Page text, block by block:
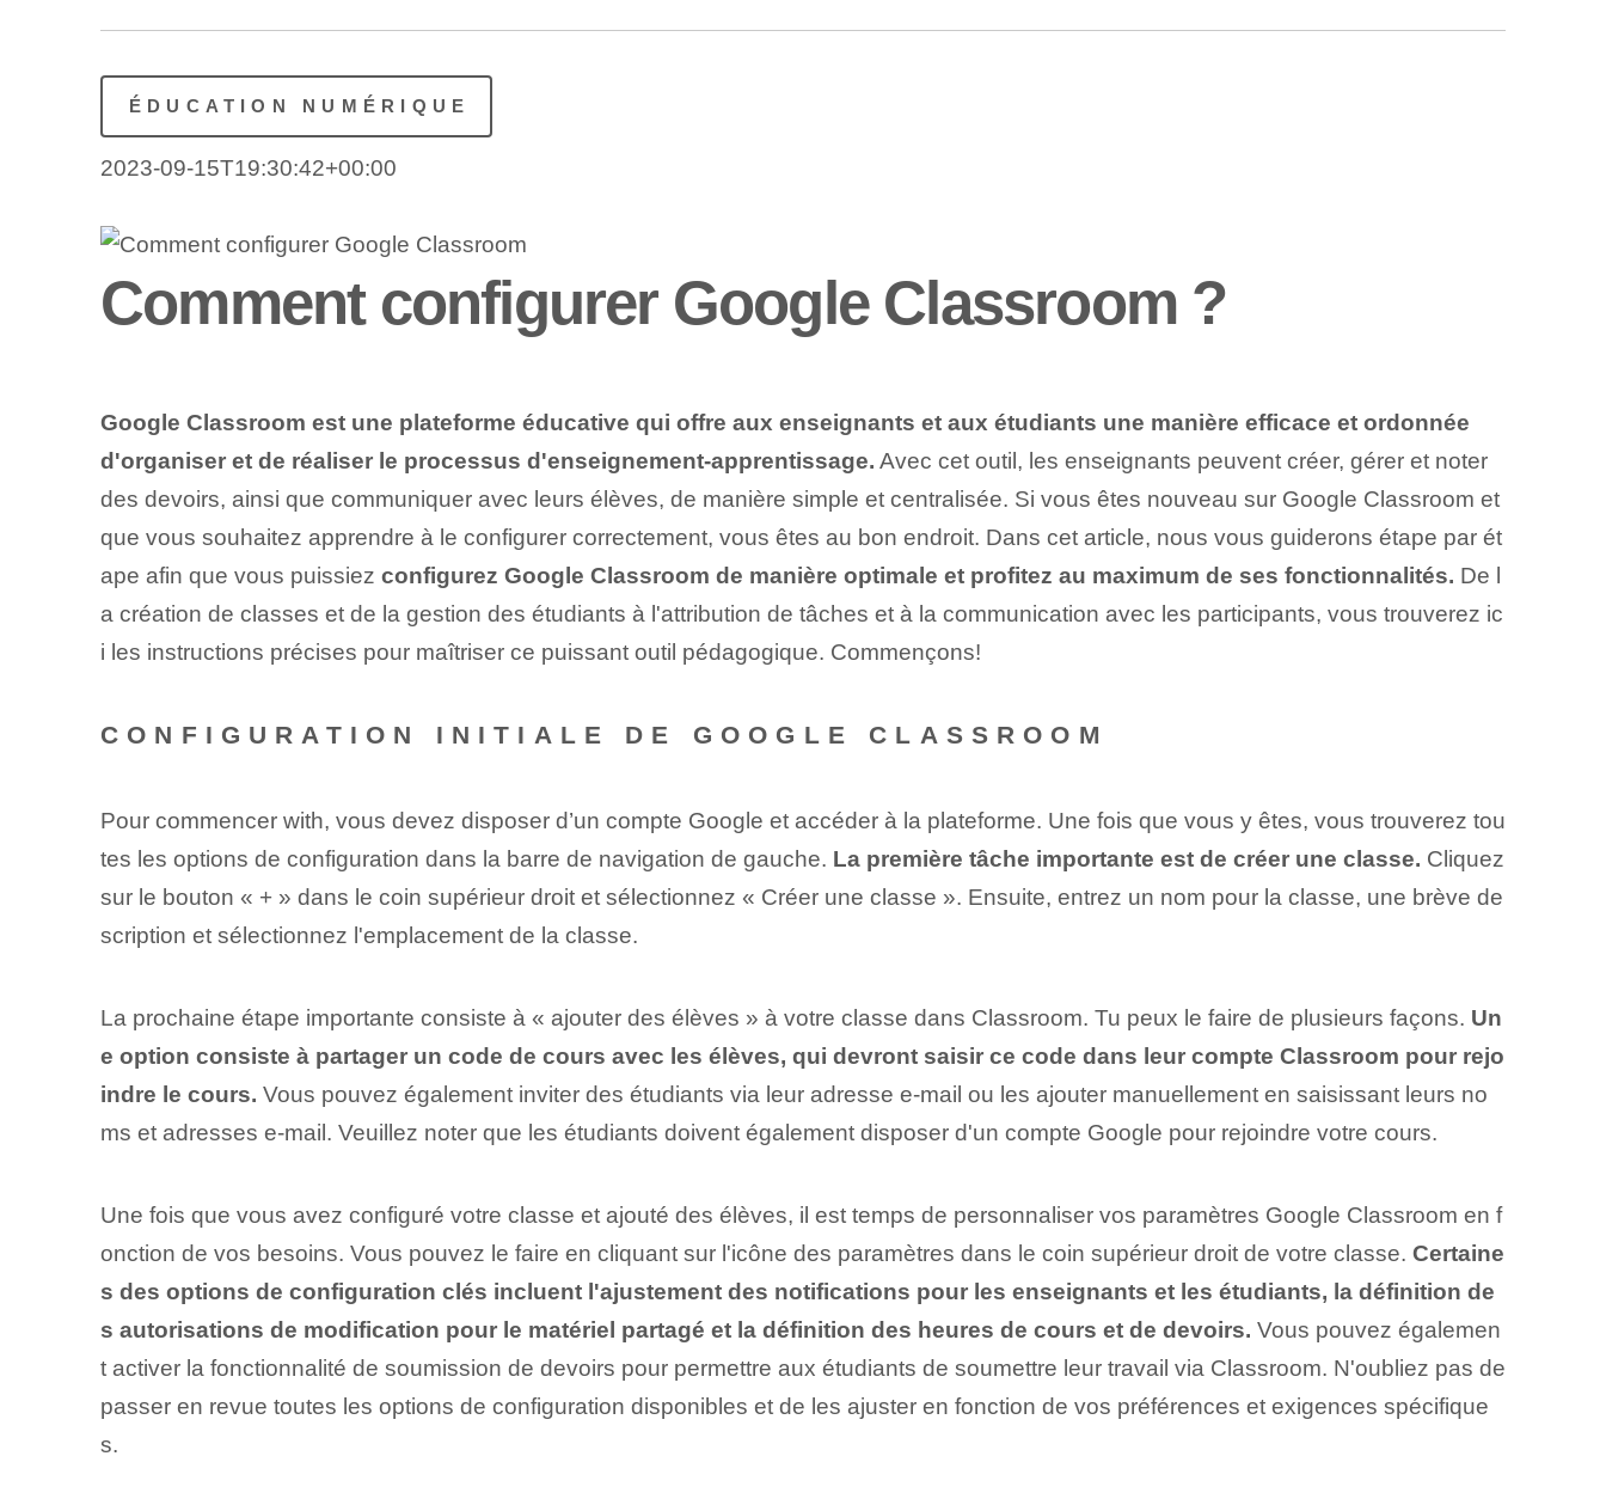
ÉDUCATION NUMÉRIQUE
2023-09-15T19:30:42+00:00
Comment configurer Google Classroom ?
Google Classroom est une plateforme éducative qui offre aux enseignants et aux étudiants une manière efficace et ordonnée
d'organiser et de réaliser le processus d'enseignement-apprentissage. Avec cet outil, les enseignants peuvent créer, gérer et noter
des devoirs, ainsi que communiquer avec leurs élèves, de manière simple et centralisée. Si vous êtes nouveau sur Google Classroom et
que vous souhaitez apprendre à le configurer correctement, vous êtes au bon endroit. Dans cet article, nous vous guiderons étape par ét
ape afin que vous puissiez configurez Google Classroom ‌de manière optimale et profitez au maximum de ses fonctionnalités. De l
a création de classes et de la gestion des ⁢étudiants⁢ à l'attribution de tâches et à la communication avec les participants, vous trouverez ic
i les instructions précises pour maîtriser ce puissant ⁢outil pédagogique. Commençons!
CONFIGURATION ‍INITIALE‌ DE GOOGLE CLASSROOM
Pour commencer ‌with‌, vous devez disposer d’un compte Google et accéder à la plateforme. Une fois que vous y êtes, vous trouverez tou
tes les options de configuration dans la barre de navigation de gauche.​ La première tâche importante est de créer une classe. Cliquez
sur le bouton « + » dans le coin supérieur droit et sélectionnez « Créer une classe ». Ensuite, entrez un nom pour la classe, une brève de
scription et sélectionnez l'emplacement de la classe.
La prochaine étape importante consiste à « ajouter des élèves » à votre classe dans Classroom. Tu peux le faire de plusieurs façons. Un
e option consiste à partager un code de cours avec les élèves, qui devront saisir ce code dans leur compte Classroom pour rejo
indre le cours. Vous pouvez également inviter des étudiants via leur adresse e-mail ou les ajouter manuellement en saisissant leurs no
ms et adresses e-mail. Veuillez noter que les étudiants doivent également disposer d'un compte Google pour rejoindre votre cours.
Une fois que vous avez configuré votre classe et ajouté des élèves, il est temps de personnaliser vos paramètres Google Classroom en f
onction de vos besoins. Vous pouvez le faire en cliquant sur l'icône des paramètres dans le coin supérieur droit de votre classe. Certaine
s des options de configuration clés incluent l'ajustement des notifications pour les enseignants et les étudiants, la définition de
s autorisations de modification pour le matériel partagé et la définition des heures de cours et de devoirs. Vous pouvez égalemen
t activer la fonctionnalité de soumission de devoirs pour permettre aux étudiants de soumettre leur travail via Classroom. N'oubliez pas de
passer en revue toutes les options de configuration disponibles et de les ajuster en fonction de vos préférences et exigences spécifique
s.